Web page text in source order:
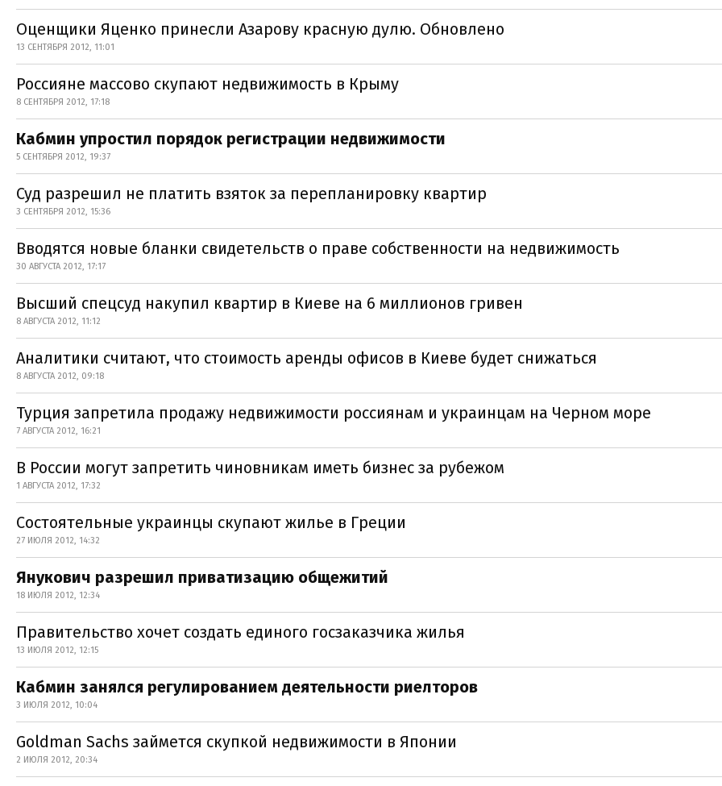
Оценщики Яценко принесли Азарову красную дулю. Обновлено
13 СЕНТЯБРЯ 2012, 11:01
Россияне массово скупают недвижимость в Крыму
8 СЕНТЯБРЯ 2012, 17:18
Кабмин упростил порядок регистрации недвижимости
5 СЕНТЯБРЯ 2012, 19:37
Суд разрешил не платить взяток за перепланировку квартир
3 СЕНТЯБРЯ 2012, 15:36
Вводятся новые бланки свидетельств о праве собственности на недвижимость
30 АВГУСТА 2012, 17:17
Высший спецсуд накупил квартир в Киеве на 6 миллионов гривен
8 АВГУСТА 2012, 11:12
Аналитики считают, что стоимость аренды офисов в Киеве будет снижаться
8 АВГУСТА 2012, 09:18
Турция запретила продажу недвижимости россиянам и украинцам на Черном море
7 АВГУСТА 2012, 16:21
В России могут запретить чиновникам иметь бизнес за рубежом
1 АВГУСТА 2012, 17:32
Состоятельные украинцы скупают жилье в Греции
27 ИЮЛЯ 2012, 14:32
Янукович разрешил приватизацию общежитий
18 ИЮЛЯ 2012, 12:34
Правительство хочет создать единого госзаказчика жилья
13 ИЮЛЯ 2012, 12:15
Кабмин занялся регулированием деятельности риелторов
3 ИЮЛЯ 2012, 10:04
Goldman Sachs займется скупкой недвижимости в Японии
2 ИЮЛЯ 2012, 20:34